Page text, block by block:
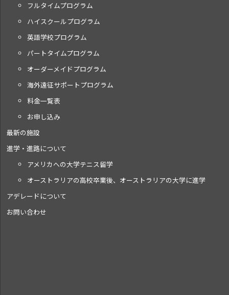
フルタイムプログラム
ハイスクールプログラム
英語学校プログラム
パートタイムプログラム
オーダーメイドプログラム
海外遠征サポートプログラム
料金一覧表
お申し込み
最新の施設
進学・進路について
アメリカへの大学テニス留学
オーストラリアの高校卒業後、オーストラリアの大学に進学
アデレードについて
お問い合わせ